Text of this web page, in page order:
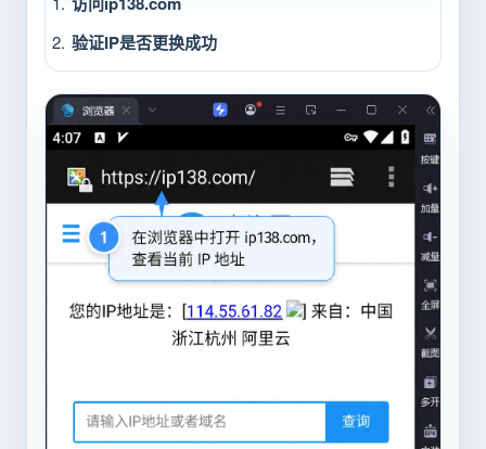
验证IP是否更换成功